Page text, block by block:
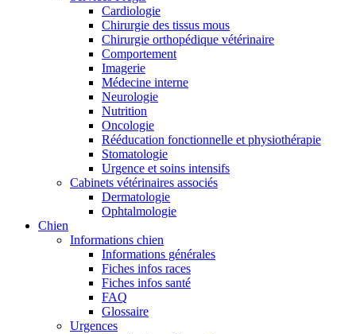
Cardiologie
Chirurgie des tissus mous
Chirurgie orthopédique vétérinaire
Comportement
Imagerie
Médecine interne
Neurologie
Nutrition
Oncologie
Rééducation fonctionnelle et physiothérapie
Stomatologie
Urgence et soins intensifs
Cabinets vétérinaires associés
Dermatologie
Ophtalmologie
Chien
Informations chien
Informations générales
Fiches infos races
Fiches infos santé
FAQ
Glossaire
Urgences